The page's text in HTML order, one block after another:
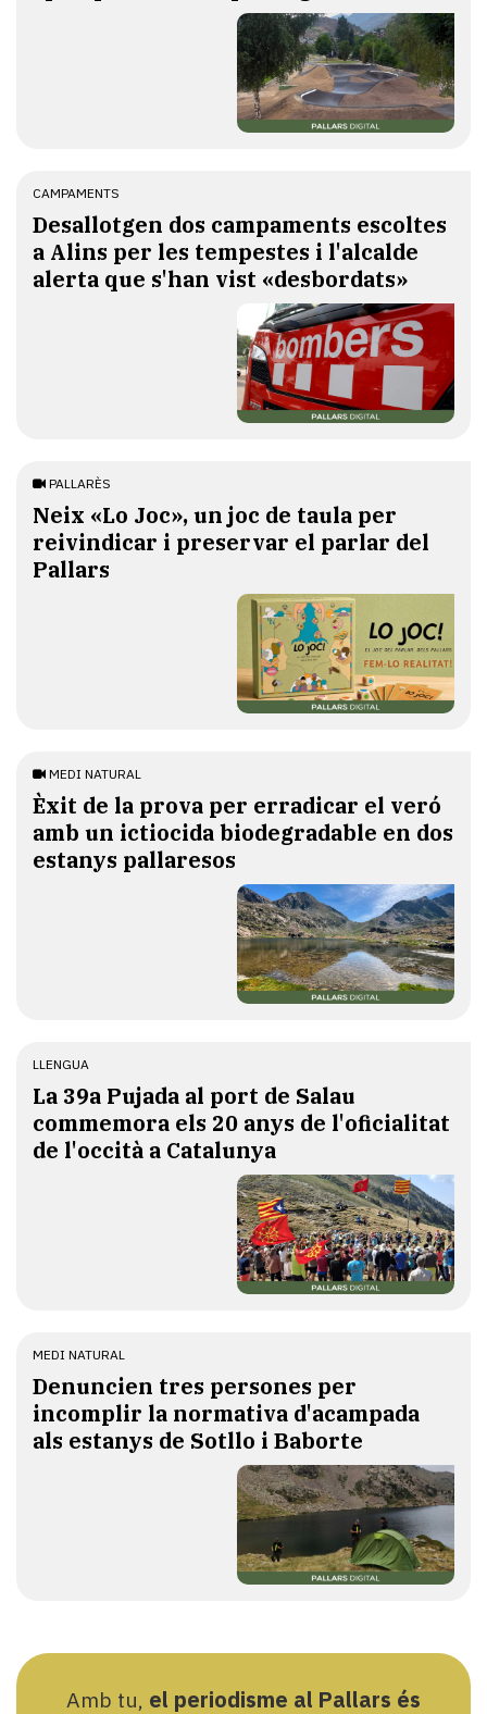
CAMPAMENTS
​Desallotgen dos campaments escoltes
a Alins per les tempestes i l'alcalde
alerta que s'han vist «desbordats»
PALLARÈS
​Neix «Lo Joc», un joc de taula per
reivindicar i preservar el parlar del
Pallars
MEDI NATURAL
Èxit de la prova per erradicar el veró
amb un ictiocida biodegradable en dos
estanys pallaresos
LLENGUA
​La 39a Pujada al port de Salau
commemora els 20 anys de l'oficialitat
de l'occità a Catalunya
MEDI NATURAL
Denuncien tres persones per
incomplir la normativa d'acampada
als estanys de Sotllo i Baborte
Amb tu, el periodisme al Pallars és